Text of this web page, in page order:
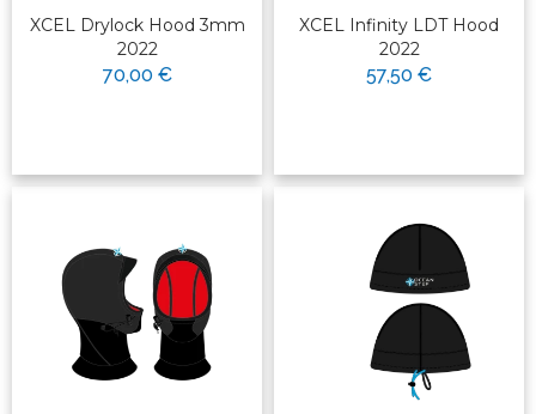
XCEL Drylock Hood 3mm
2022
70,00 €
XCEL Infinity LDT Hood
2022
57,50 €